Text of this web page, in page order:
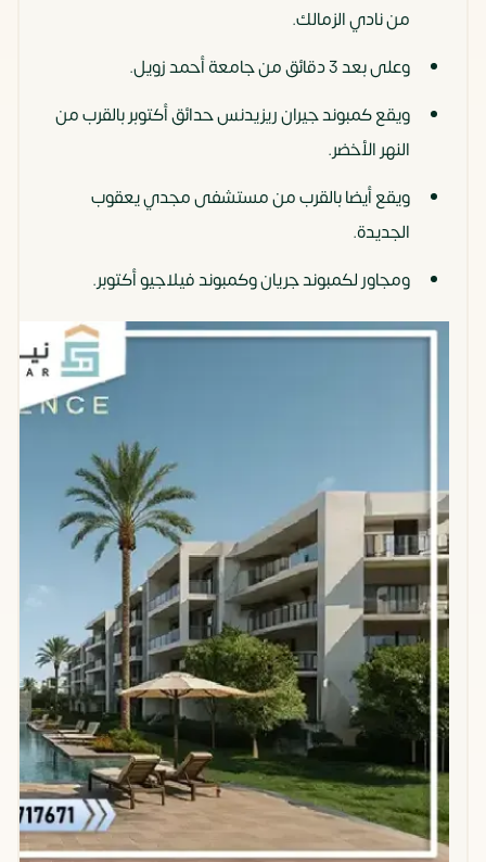
من نادي الزمالك.
وعلى بعد 3 دقائق من جامعة أحمد زويل.
ويقع كمبوند جيران ريزيدنس حدائق أكتوبر بالقرب من
النهر الأخضر.
ويقع أيضا بالقرب من مستشفى مجدي يعقوب
الجديدة.
ومجاور لكمبوند جريان وكمبوند فيلاجيو أكتوبر.